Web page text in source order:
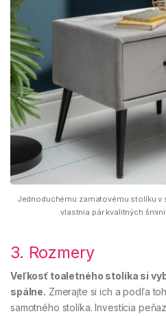
Jednoduchému zamatovému stolíku v
vlastnia pár kvalitných
3. Rozmery
Veľkosť toaletného stolíka si
spálne. Zmerajte si ich a podľa
samotného stolíka. Investícia